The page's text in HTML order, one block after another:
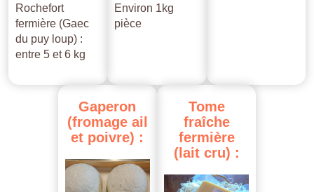
Rochefort
fermière (Gaec
du puy loup) :
entre 5 et 6 kg
Environ 1kg
pièce
Gaperon
(fromage ail
et poivre) :
Tome
fraîche
fermière
(lait cru) :